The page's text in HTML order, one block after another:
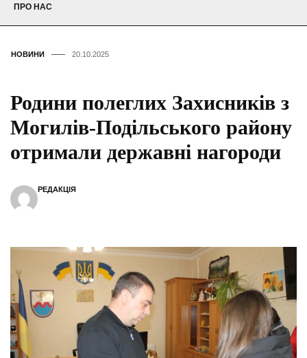
ПРО НАС
НОВИНИ 20.10.2025
Родини полеглих Захисників з
Могилів-Подільського району
отримали державні нагороди
РЕДАКЦІЯ